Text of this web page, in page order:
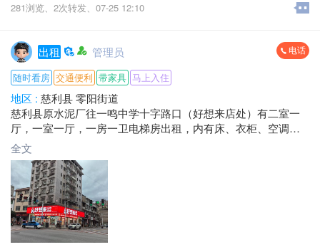
281浏览、 2次转发、 07-25 12:10
出租 管理员 电话
随时看房 交通便利 带家具 马上入住
地区 : 慈利县 零阳街道
慈利县原水泥厂往一鸣中学十字路口（好想来店处）有二室一
厅，一室一厅，一房一卫电梯房出租，内有床、衣柜、空调、
抽油烟机、天燃气等，外有监控，居住环境舒适、安全，可拎
包入住，房租面谈，是居家、小孩上学的最佳选择。
联系电话：*****3325
*****5558
全文